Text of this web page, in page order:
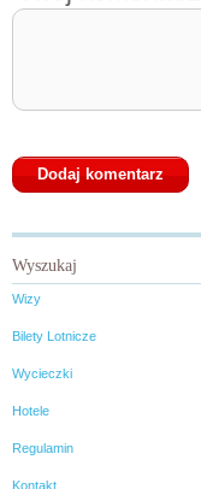
Wyszukaj
Wizy
Bilety Lotnicze
Wycieczki
Hotele
Regulamin
Kontakt